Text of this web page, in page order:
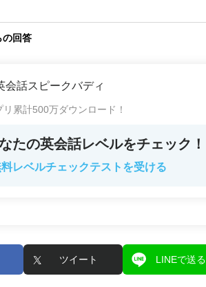
の回答
会話スピークバディ
リ累計500万ダウンロード！
たの英会話レベルをチェック！
レベルチェックテストを受ける
ツイート LINEで送る